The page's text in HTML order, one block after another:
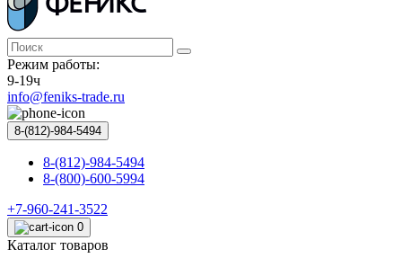
Режим работы:
9-19ч
info@feniks-trade.ru
8-(812)-984-5494
8-(812)-984-5494
8-(800)-600-5994
+7-960-241-3522
0
Каталог товаров